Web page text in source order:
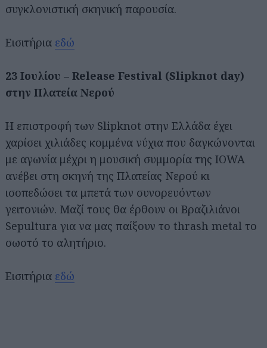
συγκλονιστική σκηνική παρουσία.
Εισιτήρια εδώ
23 Ιουλίου – Release Festival (Slipknot day)
στην Πλατεία Νερού
Η επιστροφή των Slipknot στην Ελλάδα έχει
χαρίσει χιλιάδες κομμένα νύχια που δαγκώνονται
με αγωνία μέχρι η μουσική συμμορία της IOWA
ανέβει στη σκηνή της Πλατείας Νερού κι
ισοπεδώσει τα μπετά των συνορευόντων
γειτονιών. Μαζί τους θα έρθουν οι Βραζιλιάνοι
Sepultura για να μας παίξουν το thrash metal το
σωστό το αλητήριο.
Εισιτήρια εδώ